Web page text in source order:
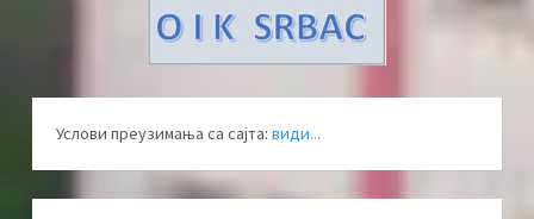
Услови преузимања са сајта: види...